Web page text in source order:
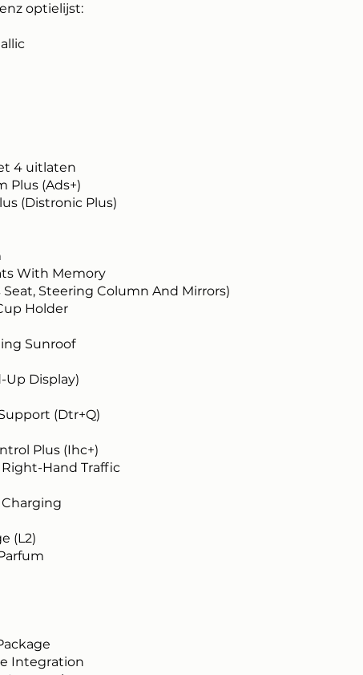
optielijst:
4 uitlaten
Plus (Ads+)
(Distronic Plus)
With Memory
Steering Column And Mirrors)
Holder
Sunroof
Up Display)
(Dtr+Q)
Plus (Ihc+)
Hand Traffic
(L2)
Integration